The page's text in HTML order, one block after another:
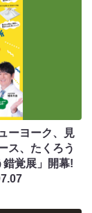
ーヨーク、見
ス、たくろう
錯覚展」開幕!